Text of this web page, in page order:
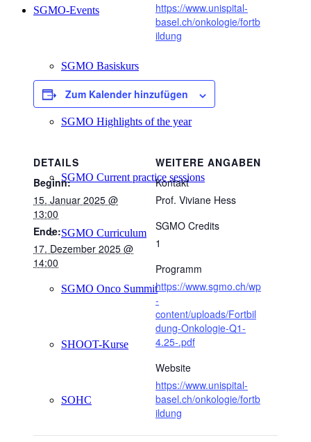
SGMO-Events
SGMO Basiskurs
SGMO Highlights of the year
SGMO Current practice sessions
SGMO Curriculum
SGMO Onco Summit
SHOOT-Kurse
SOHC
https://www.unispital-
basel.ch/onkologie/fortb
ildung
Zum Kalender hinzufügen
DETAILS
Beginn:
15. Januar 2025 @
13:00
Ende:
17. Dezember 2025 @
14:00
WEITERE ANGABEN
Kontakt
Prof. Viviane Hess
SGMO Credits
1
Programm
https://www.sgmo.ch/wp
-
content/uploads/Fortbil
dung-Onkologie-Q1-
4.25-.pdf
Website
https://www.unispital-
basel.ch/onkologie/fortb
ildung